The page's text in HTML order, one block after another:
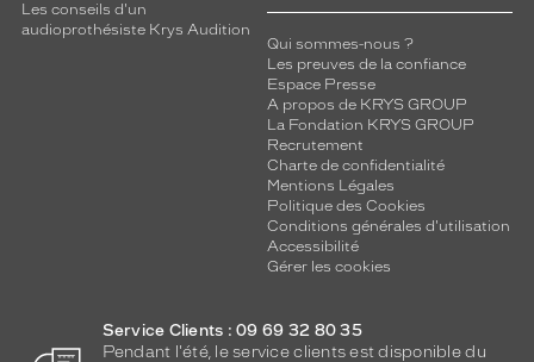
Les conseils d'un
audioprothésiste Krys Audition
Qui sommes-nous ?
Les preuves de la confiance
Espace Presse
A propos de KRYS GROUP
La Fondation KRYS GROUP
Recrutement
Charte de confidentialité
Mentions Légales
Politique des Cookies
Conditions générales d'utilisation
Accessibilité
Gérer les cookies
Service Clients : 09 69 32 80 35
Pendant l'été, le service clients est disponible du